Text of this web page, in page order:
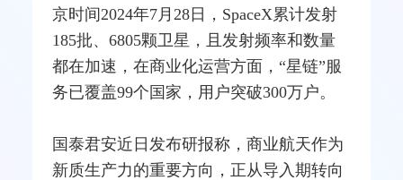
京时间2024年7月28日，SpaceX累计发射
185批、6805颗卫星，且发射频率和数量
都在加速，在商业化运营方面，“星链”服
务已覆盖99个国家，用户突破300万户。
国泰君安近日发布研报称，商业航天作为
新质生产力的重要方向，正从导入期转向